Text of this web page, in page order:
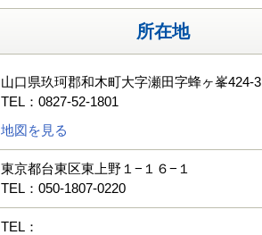
所在地
山口県玖珂郡和木町大字瀬田字蜂ヶ峯424-3
TEL：0827-52-1801
地図を見る
東京都台東区東上野１−１６−１
TEL：050-1807-0220
TEL：